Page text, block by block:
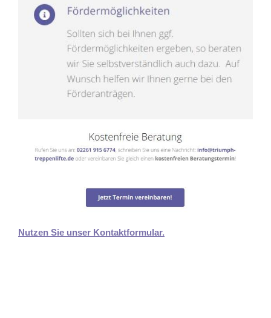
Nutzen Sie unser Kontaktformular.